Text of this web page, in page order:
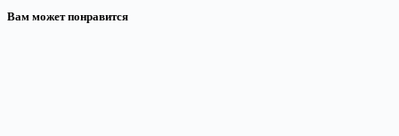
Вам может понравится